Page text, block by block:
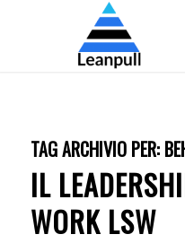
TAG ARCHIVIO PER:
IL
WORK LSW